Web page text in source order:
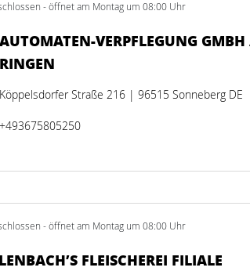
- öffnet am Montag um 08:00 Uhr
VERPFLEGUNG
Köppelsdorfer Straße 216 | 96515 Sonneberg DE
+493675805250
- öffnet am Montag um 08:00 Uhr
FLEISCHEREI FILIALE